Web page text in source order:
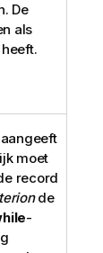
De
als
heeft.
moet
record
de
-